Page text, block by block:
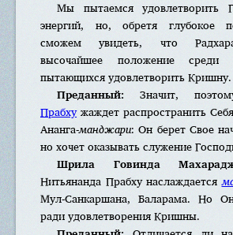
Мы пытаемся удовлетворить
энергий, но, обретя глубокое
сможем увидеть, что
высочайшее положение среди
пытающихся удовлетворить Кришну.
Преданный: Значит,
Прабхужаждет распространить
Ананга-манджари: Он берет Свое
но хочет оказывать служение
Шрила Говинда
Нитьянанда Прабху наслаждается
Мул-Санкаршана, Баларама. Но
ради удовлетворения Кришны.